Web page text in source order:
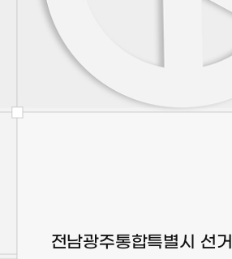
전남광주통합특별시 선